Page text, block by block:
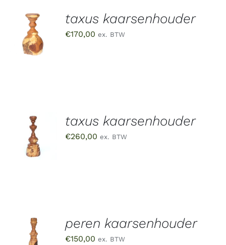
TOEVOEGEN
AAN
WINKELWAGEN
/
DETAILS
taxus kaarsenhouder
€170,00 ex. BTW
TOEVOEGEN
AAN
WINKELWAGEN
/
DETAILS
taxus kaarsenhouder
€260,00 ex. BTW
TOEVOEGEN
AAN
WINKELWAGEN
peren kaarsenhouder
€150,00 ex. BTW